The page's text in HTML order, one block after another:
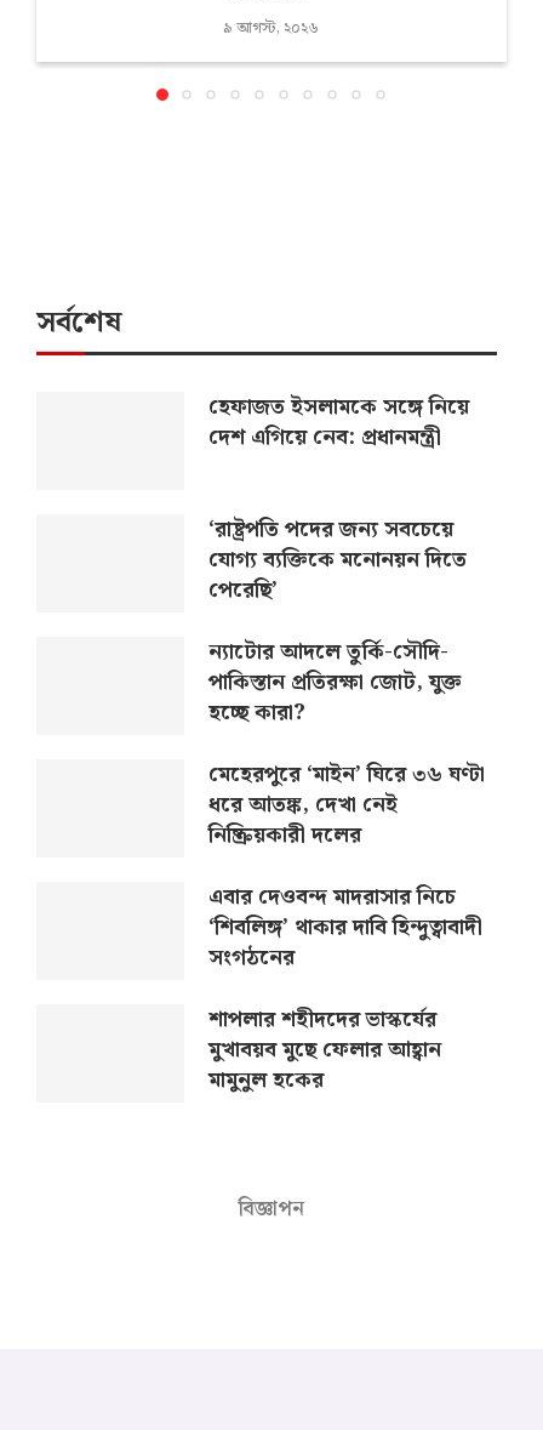
৯ আগস্ট, ২০২৬
সর্বশেষ
হেফাজত ইসলামকে সঙ্গে নিয়ে
দেশ এগিয়ে নেব: প্রধানমন্ত্রী
‘রাষ্ট্রপতি পদের জন্য সবচেয়ে
যোগ্য ব্যক্তিকে মনোনয়ন দিতে
পেরেছি’
ন্যাটোর আদলে তুর্কি-সৌদি-
পাকিস্তান প্রতিরক্ষা জোট, যুক্ত
হচ্ছে কারা?
মেহেরপুরে ‘মাইন’ ঘিরে ৩৬ ঘণ্টা
ধরে আতঙ্ক, দেখা নেই
নিষ্ক্রিয়কারী দলের
এবার দেওবন্দ মাদরাসার নিচে
‘শিবলিঙ্গ’ থাকার দাবি হিন্দুত্বাবাদী
সংগঠনের
শাপলার শহীদদের ভাস্কর্যের
মুখাবয়ব মুছে ফেলার আহ্বান
মামুনুল হকের
বিজ্ঞাপন